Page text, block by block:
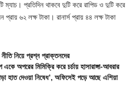
ম্যাচ। প্রতিদিন থাকবে দুটি করে রাপিড ও দুটি করে
প্রায় ৬২ লক্ষ টাকা। রানার্স প্রায় ৪৪ লক্ষ টাকা
নিয়ে প্রশ্ন প্রাক্তনদের
অপরের মিমিক্রি করে চর্চায় হাসারাঙ্গা-আবরার
দেওয়া নিষেধ’, অফিসেই পড়ে আছে এশিয়া